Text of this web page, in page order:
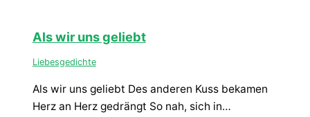
Als wir uns geliebt
Liebesgedichte
Als wir uns geliebt Des anderen Kuss bekamen
Herz an Herz gedrängt So nah, sich in…